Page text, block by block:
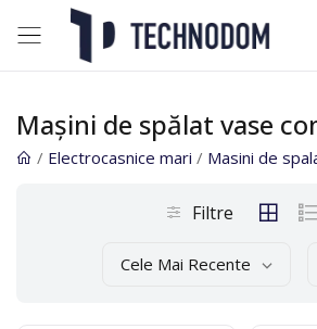
Mașini de spălat vase
/ Electrocasnice mari / Masini de
Filtre
Cele Mai Recente